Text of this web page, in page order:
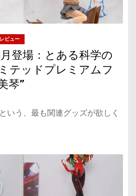
レビュー
登場：とある科学の
テッドプレミアムフ
琴”
いう、最も関連グッズが欲しく